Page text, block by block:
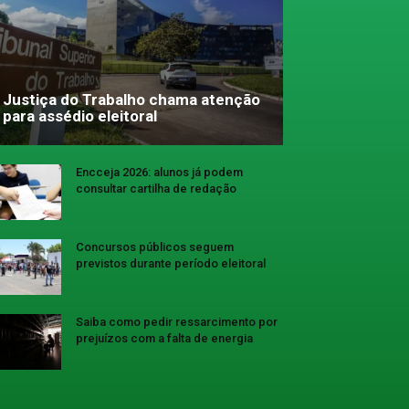
Justiça do Trabalho chama atenção
para assédio eleitoral
Encceja 2026: alunos já podem
consultar cartilha de redação
Concursos públicos seguem
previstos durante período eleitoral
Saiba como pedir ressarcimento por
prejuízos com a falta de energia